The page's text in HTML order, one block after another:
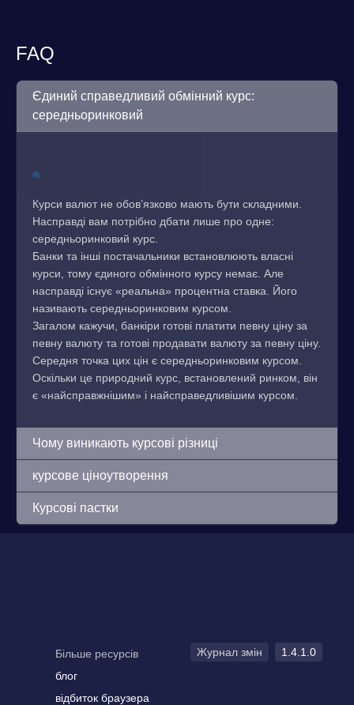
FAQ
Єдиний справедливий обмінний курс:
середньоринковий
Курси валют не обов’язково мають бути складними.
Насправді вам потрібно дбати лише про одне:
середньоринковий курс.
Банки та інші постачальники встановлюють власні
курси, тому єдиного обмінного курсу немає. Але
насправді існує «реальна» процентна ставка. Його
називають середньоринковим курсом.
Загалом кажучи, банкіри готові платити певну ціну за
певну валюту та готові продавати валюту за певну ціну.
Середня точка цих цін є середньоринковим курсом.
Оскільки це природний курс, встановлений ринком, він
є «найсправжнішим» і найсправедливішим курсом.
Чому виникають курсові різниці
курсове ціноутворення
Курсові пастки
Більше ресурсів
блог
відбиток браузера
Журнал змін 1.4.1.0